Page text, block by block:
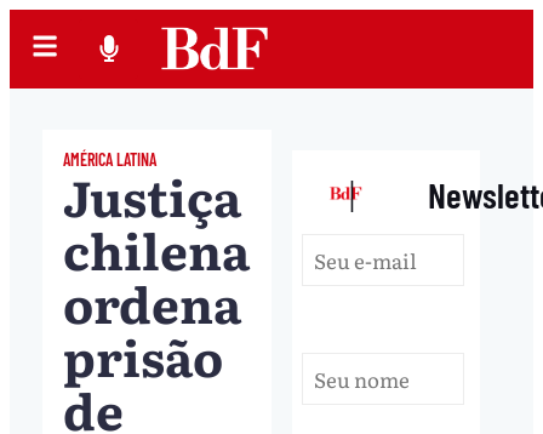
AMÉRICA LATINA
Justiça
chilena
ordena
prisão
de
|